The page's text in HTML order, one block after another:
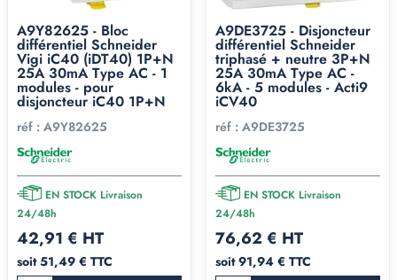
A9Y82625 - Bloc
différentiel Schneider
Vigi iC40 (iDT40) 1P+N
25A 30mA Type AC - 1
modules - pour
disjoncteur iC40 1P+N
réf : A9Y82625
EN STOCK Livraison
24/48h
42,91 € HT
soit 51,49 € TTC
A9DE3725 - Disjoncteur
différentiel Schneider
triphasé + neutre 3P+N
25A 30mA Type AC -
6kA - 5 modules - Acti9
iCV40
réf : A9DE3725
EN STOCK Livraison
24/48h
76,62 € HT
soit 91,94 € TTC